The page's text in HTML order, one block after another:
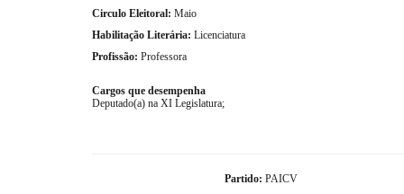
Circulo Eleitoral: Maio
Habilitação Literária: Licenciatura
Profissão: Professora
Cargos que desempenha
Deputado(a) na XI Legislatura;
Partido: PAICV